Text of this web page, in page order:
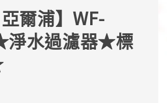
亞爾浦】WF-
淨水過濾器★標